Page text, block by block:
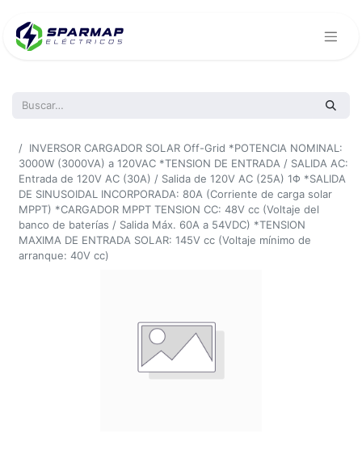
INVERSOR CARGADOR SOLAR Off-Grid *POTENCIA NOMINAL:
3000W (3000VA) a 120VAC *TENSION DE ENTRADA / SALIDA AC:
Entrada de 120V AC (30A) / Salida de 120V AC (25A) 1Φ *SALIDA
DE SINUSOIDAL INCORPORADA: 80A (Corriente de carga solar
MPPT) *CARGADOR MPPT TENSION CC: 48V cc (Voltaje del
banco de baterías / Salida Máx. 60A a 54VDC) *TENSION
MAXIMA DE ENTRADA SOLAR: 145V cc (Voltaje mínimo de
arranque: 40V cc)